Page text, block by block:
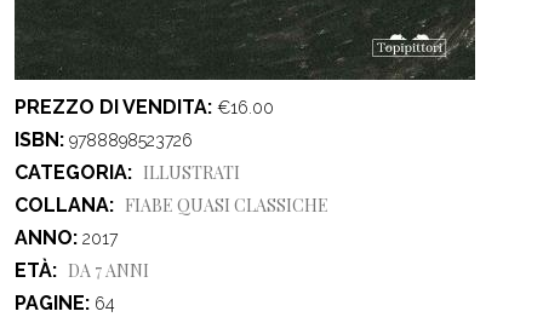
PREZZO DI VENDITA €16.00
ISBN 9788898523726
CATEGORIA
ILLUSTRATI
COLLANA
FIABE QUASI CLASSICHE
ANNO 2017
ETÀ
DA 7 ANNI
PAGINE
64